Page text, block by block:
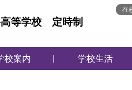
等学校 定時制
校案内 学校生活
在